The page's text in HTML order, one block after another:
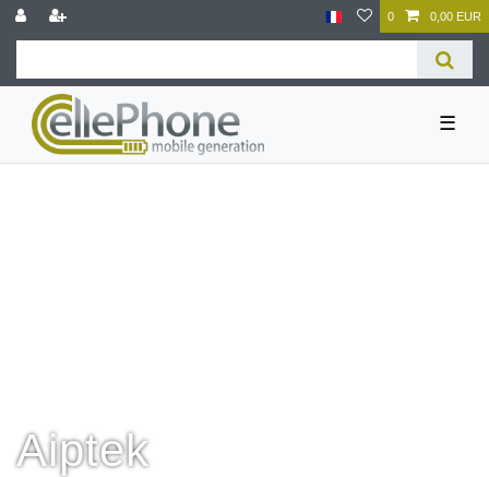
0 0,00 EUR
☰
Aiptek